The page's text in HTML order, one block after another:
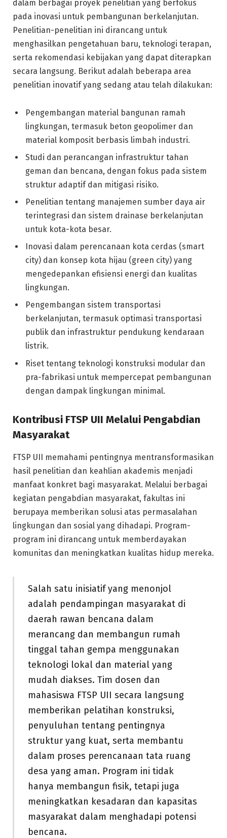
dalam berbagai proyek penelitian yang berfokus
pada inovasi untuk pembangunan berkelanjutan.
Penelitian-penelitian ini dirancang untuk
menghasilkan pengetahuan baru, teknologi terapan,
serta rekomendasi kebijakan yang dapat diterapkan
secara langsung. Berikut adalah beberapa area
penelitian inovatif yang sedang atau telah dilakukan:
Pengembangan material bangunan ramah
lingkungan, termasuk beton geopolimer dan
material komposit berbasis limbah industri.
Studi dan perancangan infrastruktur tahan
geman dan bencana, dengan fokus pada sistem
struktur adaptif dan mitigasi risiko.
Penelitian tentang manajemen sumber daya air
terintegrasi dan sistem drainase berkelanjutan
untuk kota-kota besar.
Inovasi dalam perencanaan kota cerdas (smart
city) dan konsep kota hijau (green city) yang
mengedepankan efisiensi energi dan kualitas
lingkungan.
Pengembangan sistem transportasi
berkelanjutan, termasuk optimasi transportasi
publik dan infrastruktur pendukung kendaraan
listrik.
Riset tentang teknologi konstruksi modular dan
pra-fabrikasi untuk mempercepat pembangunan
dengan dampak lingkungan minimal.
Kontribusi FTSP UII Melalui Pengabdian
Masyarakat
FTSP UII memahami pentingnya mentransformasikan
hasil penelitian dan keahlian akademis menjadi
manfaat konkret bagi masyarakat. Melalui berbagai
kegiatan pengabdian masyarakat, fakultas ini
berupaya memberikan solusi atas permasalahan
lingkungan dan sosial yang dihadapi. Program-
program ini dirancang untuk memberdayakan
komunitas dan meningkatkan kualitas hidup mereka.
Salah satu inisiatif yang menonjol
adalah pendampingan masyarakat di
daerah rawan bencana dalam
merancang dan membangun rumah
tinggal tahan gempa menggunakan
teknologi lokal dan material yang
mudah diakses. Tim dosen dan
mahasiswa FTSP UII secara langsung
memberikan pelatihan konstruksi,
penyuluhan tentang pentingnya
struktur yang kuat, serta membantu
dalam proses perencanaan tata ruang
desa yang aman. Program ini tidak
hanya membangun fisik, tetapi juga
meningkatkan kesadaran dan kapasitas
masyarakat dalam menghadapi potensi
bencana.